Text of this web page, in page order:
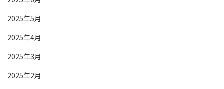
2025年5月
2025年4月
2025年3月
2025年2月